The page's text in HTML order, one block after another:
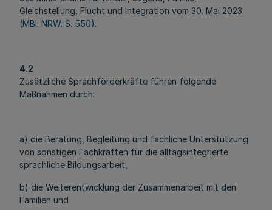
Gleichstellung, Flucht und Integration vom 30. Mai 2023
(MBl. NRW. S. 550).
4.2
Zusätzliche Sprachförderkräfte führen folgende
Maßnahmen durch:
a) die Beratung, Begleitung und fachliche Unterstützung
von sonstigen Fachkräften für die alltagsintegrierte
sprachliche Bildungsarbeit,
b) die Weiterentwicklung der Zusammenarbeit mit den
Familien und